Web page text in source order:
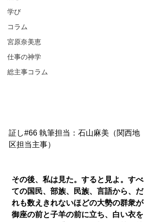
学び
コラム
宮原奈美恵
仕事の神学
総主事コラム
証し#66 執筆担当：石山麻美（関西地
区担当主事）
その後、私は見た。すると見よ。すべ
ての国民、部族、民族、言語から、だ
れも数えきれないほどの大勢の群衆が
御座の前と子羊の前に立ち、白い衣を